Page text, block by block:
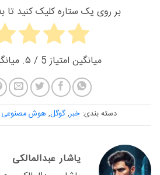
بر روی یک ستاره کلیک کنید تا
میانگین امتیاز5 / ۵. میانگین امتیاز:
دسته بندی: خبر,گوگل, هوش مصنوعی
یاشار عبدالمالکی